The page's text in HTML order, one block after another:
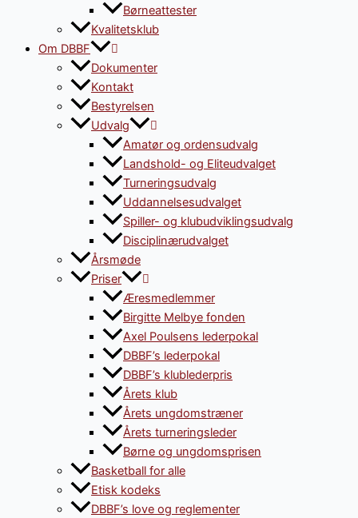
Børneattester
Kvalitetsklub
Om DBBF
Dokumenter
Kontakt
Bestyrelsen
Udvalg
Amatør og ordensudvalg
Landshold- og Eliteudvalget
Turneringsudvalg
Uddannelsesudvalget
Spiller- og klubudviklingsudvalg
Disciplinærudvalget
Årsmøde
Priser
Æresmedlemmer
Birgitte Melbye fonden
Axel Poulsens lederpokal
DBBF’s lederpokal
DBBF’s klublederpris
Årets klub
Årets ungdomstræner
Årets turneringsleder
Børne og ungdomsprisen
Basketball for alle
Etisk kodeks
DBBF’s love og reglementer